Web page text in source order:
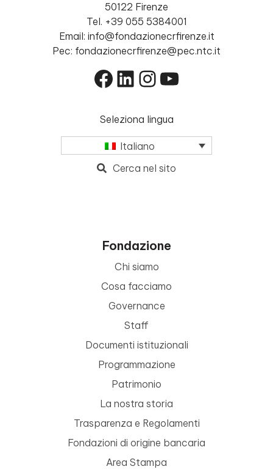
50122 Firenze
Tel. +39 055 5384001
Email: info@fondazionecrfirenze.it
Pec: fondazionecrfirenze@pec.ntc.it
Facebook
LinkedIn
Instagram
YouTube
Seleziona lingua
Italiano
Cerca nel sito
Fondazione
Chi siamo
Cosa facciamo
Governance
Staff
Documenti istituzionali
Programmazione
Patrimonio
La nostra storia
Trasparenza e Regolamenti
Fondazioni di origine bancaria
Area Stampa